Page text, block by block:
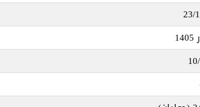
23/